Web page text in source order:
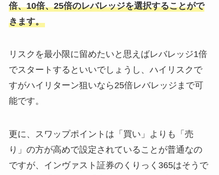
倍、10倍、25倍のレバレッジを選択することがで
きます。
リスクを最小限に留めたいと思えばレバレッジ1倍
でスタートするといいでしょうし、ハイリスクで
すがハイリターン狙いなら25倍レバレッジまで可
能です。
更に、スワップポイントは「買い」よりも「売
り」の方が高めで設定されていることが普通なの
ですが、インヴァスト証券のくりっく365はそうで